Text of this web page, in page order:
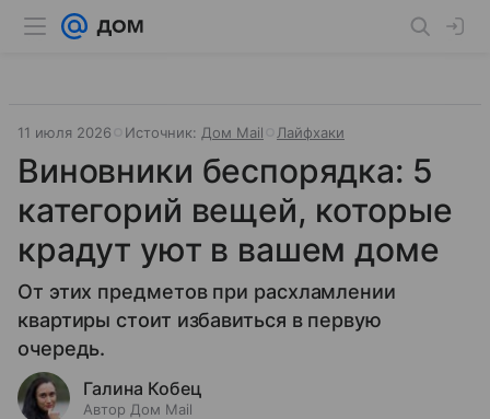
11 июля 2026 Источник: Дом Mail Лайфхаки
Виновники беспорядка: 5
категорий вещей, которые
крадут уют в вашем доме
От этих предметов при расхламлении
квартиры стоит избавиться в первую
очередь.
Галина Кобец
Автор Дом Mail